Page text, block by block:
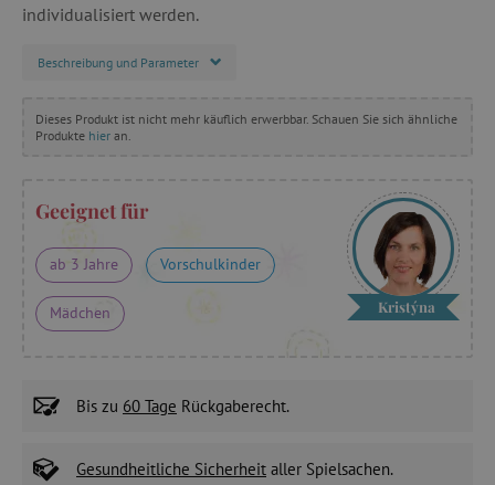
individualisiert werden.
Beschreibung und Parameter
Dieses Produkt ist nicht mehr käuflich erwerbbar. Schauen Sie sich ähnliche
Produkte hier an.
Geeignet für
ab 3 Jahre Vorschulkinder
Mädchen Kristýna
Bis zu 60 Tage Rückgaberecht.
Gesundheitliche Sicherheit aller Spielsachen.